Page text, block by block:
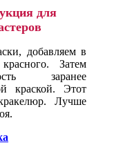
для
добавляем в
Затем
заранее
краской. Этот
Лучше